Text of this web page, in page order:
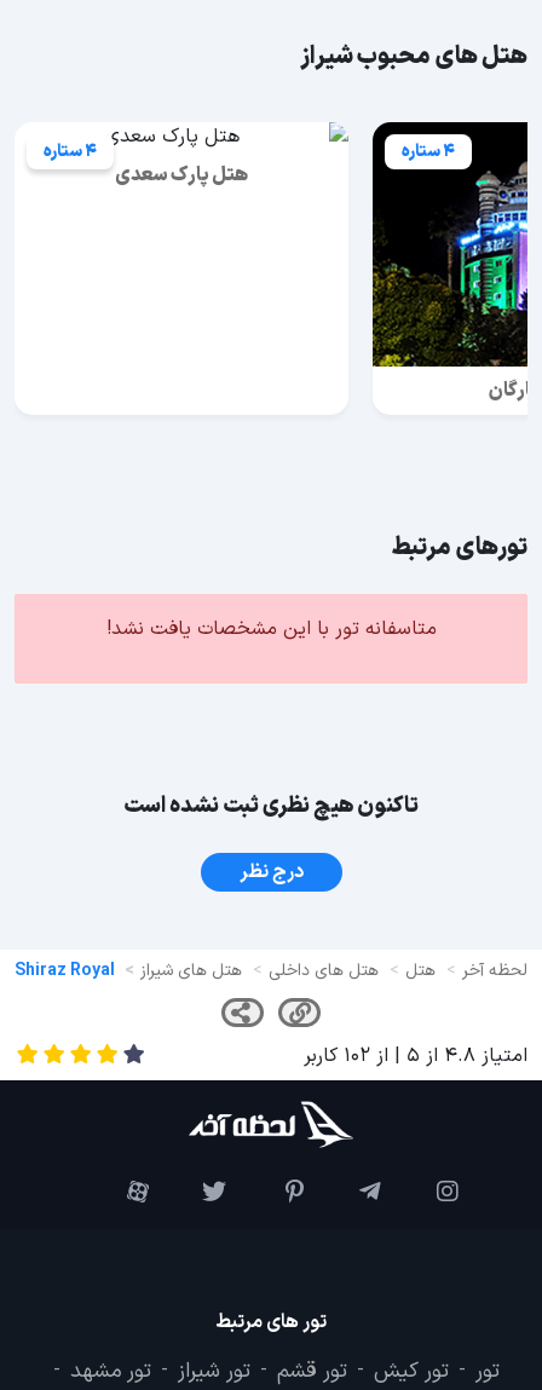
هتل های محبوب شیراز
4 ستاره 4 ستاره
هتل پارک سعدی
تورهای مرتبط
متاسفانه تور با این مشخصات یافت نشد!
تاکنون هیچ نظری ثبت نشده است
درج نظر
لحظه آخر هتل هتل های داخلی هتل های شیراز Shiraz Royal
امتیاز 4.8 از 5 | از 102 کاربر
تور های مرتبط
تور - تور کیش - تور قشم - تور شیراز - تور مشهد -